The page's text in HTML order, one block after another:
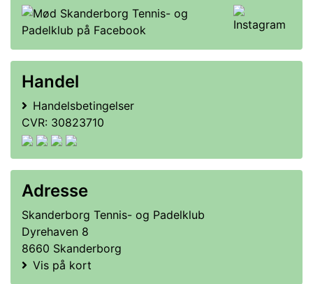
Handel
Handelsbetingelser
CVR: 30823710
Adresse
Skanderborg Tennis- og Padelklub
Dyrehaven 8
8660 Skanderborg
Vis på kort